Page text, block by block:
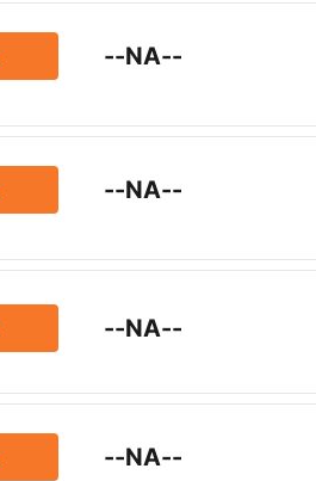
--NA--
--NA--
--NA--
--NA--